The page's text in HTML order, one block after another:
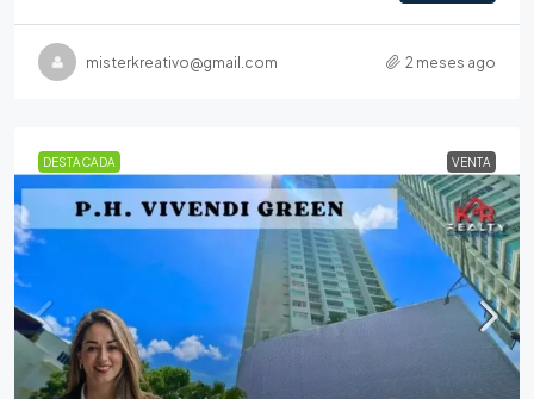
misterkreativo@gmail.com 2 meses ago
DESTACADA VENTA